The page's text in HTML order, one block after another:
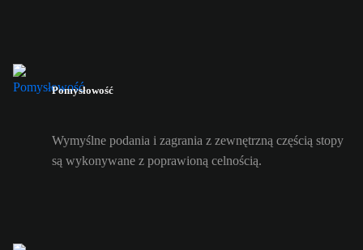
Pomysłowość
Wymyślne podania i zagrania z zewnętrzną częścią stopy
są wykonywane z poprawioną celnością.